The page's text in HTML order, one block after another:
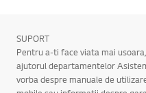
SUPORT
Pentru a-ti face viata mai
ajutorul departamentelor
vorba despre manuale de